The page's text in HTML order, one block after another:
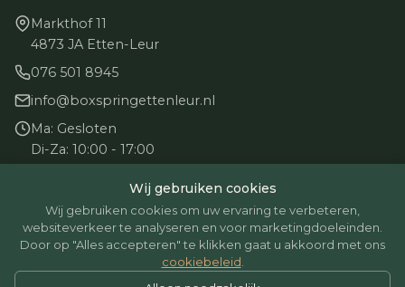
Markthof 11
4873 JA Etten-Leur
076 501 8945
info@boxspringettenleur.nl
Ma: Gesloten
Di-Za: 10:00 - 17:00
Wij gebruiken cookies
Wij gebruiken cookies om uw ervaring te verbeteren,
websiteverkeer te analyseren en voor marketingdoeleinden.
Door op "Alles accepteren" te klikken gaat u akkoord met ons
cookiebeleid